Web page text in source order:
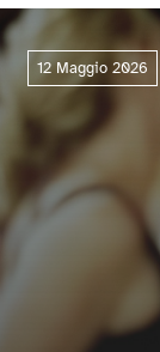
12 Maggio 2026